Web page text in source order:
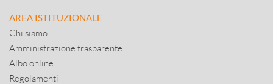
AREA ISTITUZIONALE
Chi siamo
Amministrazione trasparente
Albo online
Regolamenti